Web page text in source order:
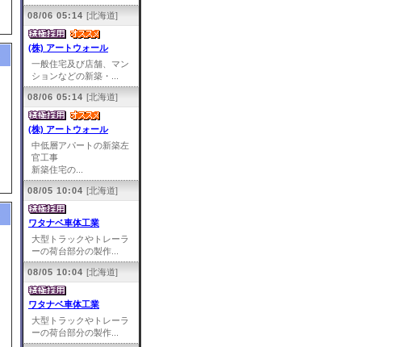
08/06 05:14 [北海道]
(株) アートウォール
一般住宅及び店舗、マン
ションなどの新築・...
08/06 05:14 [北海道]
(株) アートウォール
中低層アパートの新築左
官工事
新築住宅の...
08/05 10:04 [北海道]
ワタナベ車体工業
大型トラックやトレーラ
ーの荷台部分の製作...
08/05 10:04 [北海道]
ワタナベ車体工業
大型トラックやトレーラ
ーの荷台部分の製作...